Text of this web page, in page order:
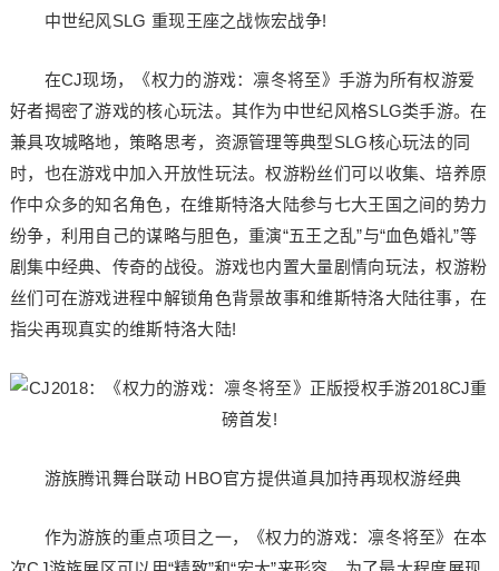
中世纪风SLG 重现王座之战恢宏战争!
在CJ现场，《权力的游戏：凛冬将至》手游为所有权游爱
好者揭密了游戏的核心玩法。其作为中世纪风格SLG类手游。在
兼具攻城略地，策略思考，资源管理等典型SLG核心玩法的同
时，也在游戏中加入开放性玩法。权游粉丝们可以收集、培养原
作中众多的知名角色，在维斯特洛大陆参与七大王国之间的势力
纷争，利用自己的谋略与胆色，重演“五王之乱”与“血色婚礼”等
剧集中经典、传奇的战役。游戏也内置大量剧情向玩法，权游粉
丝们可在游戏进程中解锁角色背景故事和维斯特洛大陆往事，在
指尖再现真实的维斯特洛大陆!
游族腾讯舞台联动 HBO官方提供道具加持再现权游经典
作为游族的重点项目之一，《权力的游戏：凛冬将至》在本